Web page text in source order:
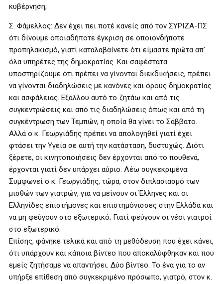
κυβέρνηση;
Σ. Φάμελλος: Δεν έχει πει ποτέ κανείς από τον ΣΥΡΙΖΑ-ΠΣ
ότι δίνουμε οποιαδήποτε έγκριση σε οποιονδήποτε
προπηλακισμό, γιατί καταλαβαίνετε ότι είμαστε πρώτα απ’
όλα υπηρέτες της δημοκρατίας. Και σαφέστατα
υποστηρίζουμε ότι πρέπει να γίνονται διεκδικήσεις, πρέπει
να γίνονται διαδηλώσεις με κανόνες και όρους δημοκρατίας
και ασφάλειας. Εξάλλου αυτό το ζητάω και από τις
συγκεντρώσεις και από τις διαδηλώσεις όπως και από τη
συγκέντρωση των Τεμπών, η οποία θα γίνει το Σάββατο.
Αλλά ο κ. Γεωργιάδης πρέπει να απολογηθεί γιατί έχει
φτάσει την Υγεία σε αυτή την κατάσταση, δυστυχώς. Διότι
ξέρετε, οι κινητοποιήσεις δεν έρχονται από το πουθενά,
έρχονται γιατί δεν υπάρχει αύριο. Λέω συγκεκριμένα:
Συμφωνεί ο κ. Γεωργιάδης, τώρα, στον διπλασιασμό των
μισθών των γιατρών, για να μείνουν οι Έλληνες και οι
Ελληνίδες επιστήμονες και επιστημόνισσες στην Ελλάδα και
να μη φεύγουν στο εξωτερικό; Γιατί φεύγουν οι νέοι γιατροί
στο εξωτερικό.
Επίσης, φάνηκε τελικά και από τη μεθόδευση που έχει κάνει,
ότι υπάρχουν και κάποια βίντεο που αποκαλύφθηκαν και που
εμείς ζητήσαμε να απαντήσει. Δύο βίντεο. Το ένα για το αν
υπήρξε επίθεση από συγκεκριμένο πρόσωπο, γιατρό, στον κ.